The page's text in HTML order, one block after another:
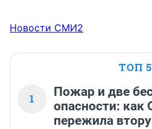
Новости СМИ2
ТОП 5
1
Пожар и две
опасности: как
пережила